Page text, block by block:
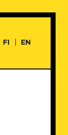
FI EN